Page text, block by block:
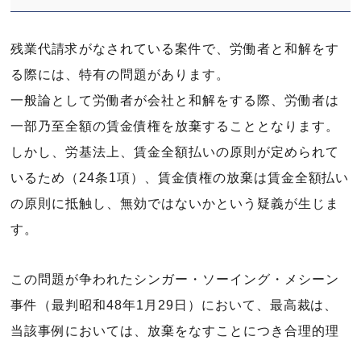
残業代請求がなされている案件で、労働者と和解をす
る際には、特有の問題があります。
一般論として労働者が会社と和解をする際、労働者は
一部乃至全額の賃金債権を放棄することとなります。
しかし、労基法上、賃金全額払いの原則が定められて
いるため（24条1項）、賃金債権の放棄は賃金全額払い
の原則に抵触し、無効ではないかという疑義が生じま
す。
この問題が争われたシンガー・ソーイング・メシーン
事件（最判昭和48年1月29日）において、最高裁は、
当該事例においては、放棄をなすことにつき合理的理